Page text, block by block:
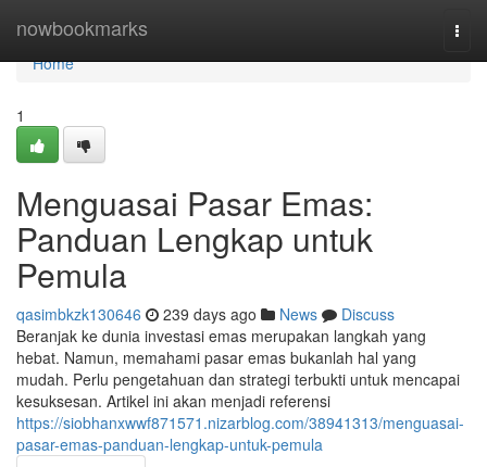
nowbookmarks
Home
Home
1
Menguasai Pasar Emas:
Panduan Lengkap untuk
Pemula
qasimbkzk130646 239 days ago News
Discuss
Beranjak ke dunia investasi emas merupakan langkah yang
hebat. Namun, memahami pasar emas bukanlah hal yang
mudah. Perlu pengetahuan dan strategi terbukti untuk mencapai
kesuksesan. Artikel ini akan menjadi referensi
https://siobhanxwwf871571.nizarblog.com/38941313/menguasai-
pasar-emas-panduan-lengkap-untuk-pemula